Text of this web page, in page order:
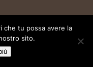
che tu possa avere la
sito.